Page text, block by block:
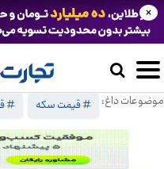
موضوعات داغ: # قیمت سکه #
×